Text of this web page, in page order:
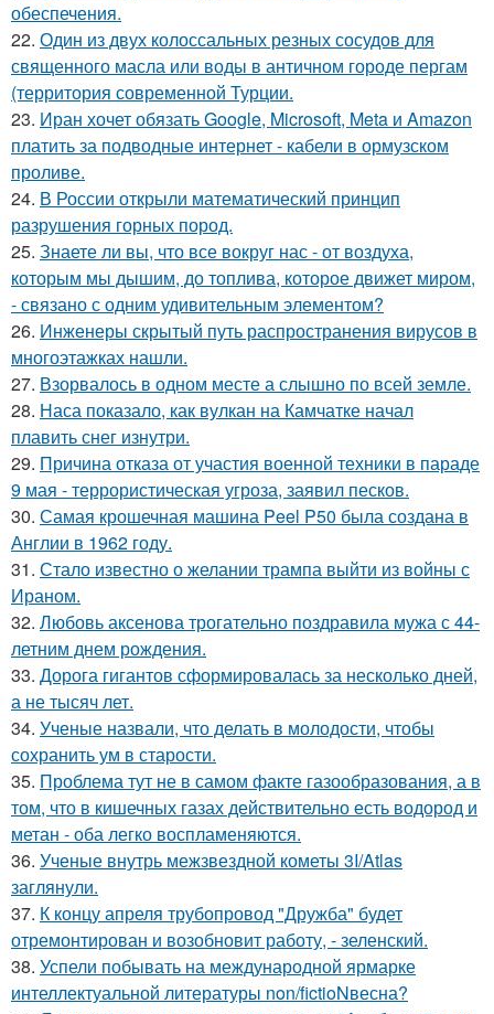
обеспечения.
22. Один из двух колоссальных резных сосудов для
священного масла или воды в античном городе пергам
(территория современной Турции.
23. Иран хочет обязать Google, Microsoft, Meta и Amazon
платить за подводные интернет - кабели в ормузском
проливе.
24. В России открыли математический принцип
разрушения горных пород.
25. Знаете ли вы, что все вокруг нас - от воздуха,
которым мы дышим, до топлива, которое движет миром,
- связано с одним удивительным элементом?
26. Инженеры скрытый путь распространения вирусов в
многоэтажках нашли.
27. Взорвалось в одном месте а слышно по всей земле.
28. Наса показало, как вулкан на Камчатке начал
плавить снег изнутри.
29. Причина отказа от участия военной техники в параде
9 мая - террористическая угроза, заявил песков.
30. Самая крошечная машина Peel P50 была создана в
Англии в 1962 году.
31. Стало известно о желании трампа выйти из войны с
Ираном.
32. Любовь аксенова трогательно поздравила мужа с 44-
летним днем рождения.
33. Дорога гигантов сформировалась за несколько дней,
а не тысяч лет.
34. Ученые назвали, что делать в молодости, чтобы
сохранить ум в старости.
35. Проблема тут не в самом факте газообразования, а в
том, что в кишечных газах действительно есть водород и
метан - оба легко воспламеняются.
36. Ученые внутрь межзвездной кометы 3I/Atlas
заглянули.
37. К концу апреля трубопровод "Дружба" будет
отремонтирован и возобновит работу, - зеленский.
38. Успели побывать на международной ярмарке
интеллектуальной литературы non/fictioNвесна?